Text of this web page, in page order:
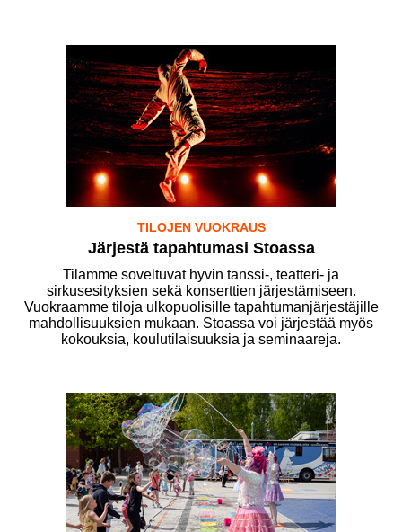
TILOJEN VUOKRAUS
Järjestä tapahtumasi Stoassa
Tilamme soveltuvat hyvin tanssi-, teatteri- ja
sirkusesityksien sekä konserttien järjestämiseen.
Vuokraamme tiloja ulkopuolisille tapahtumanjärjestäjille
mahdollisuuksien mukaan. Stoassa voi järjestää myös
kokouksia, koulutilaisuuksia ja seminaareja.